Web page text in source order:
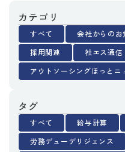
カテゴリ
すべて 会社からのお
採用関連
社エス通信
アウトソーシングほっとニ
タグ
すべて 給与計算
労務デューデリジェンス